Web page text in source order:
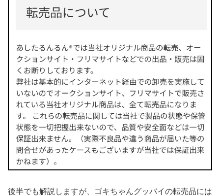
後半でも解説しますが、ゴキちゃんグッバイの転売品には